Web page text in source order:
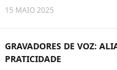
15 MAIO 2025
GRAVADORES DE VOZ:
PRATICIDADE